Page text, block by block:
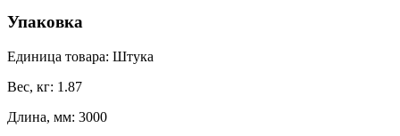
Упаковка
Единица товара: Штука
Вес, кг: 1.87
Длина, мм: 3000